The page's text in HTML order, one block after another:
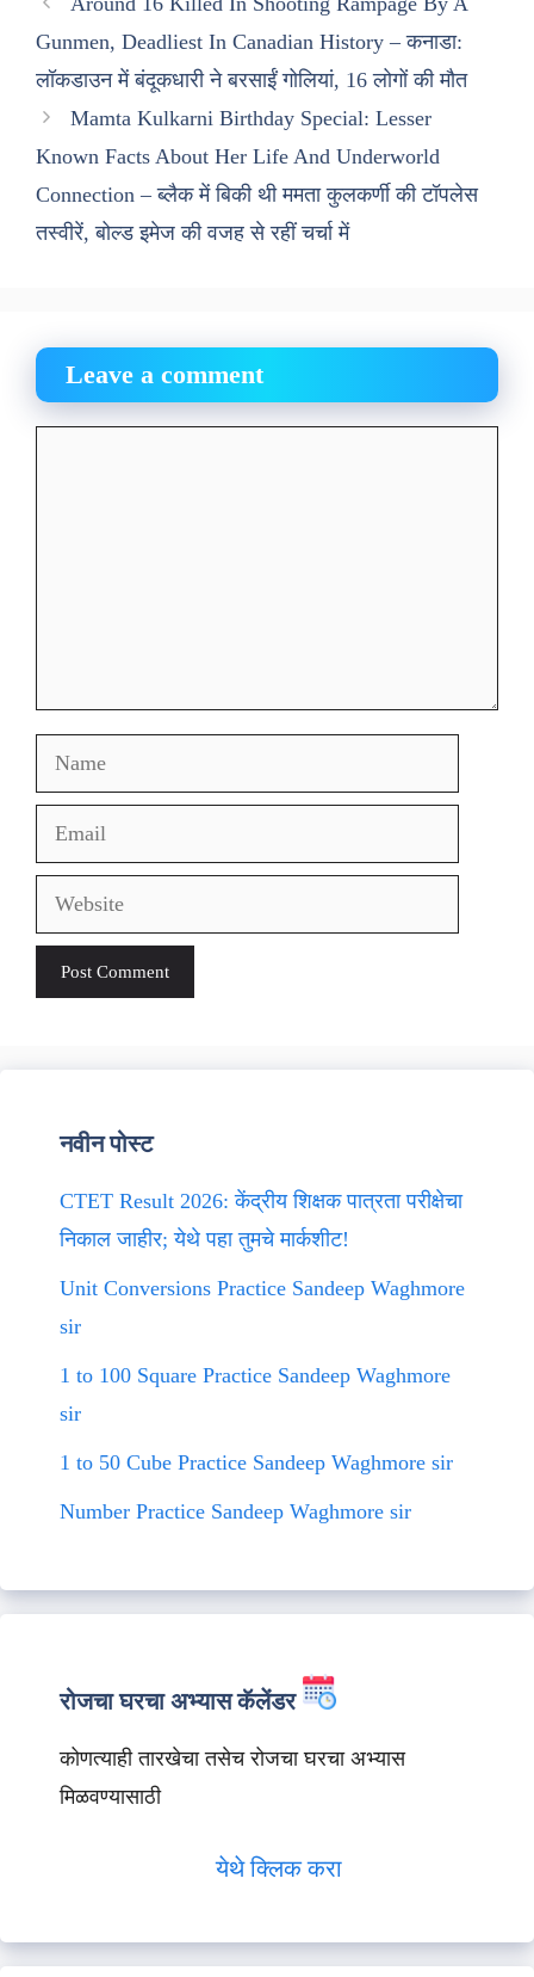
Gunmen, Deadliest In Canadian History – कनाडा:
लॉकडाउन में बंदूकधारी ने बरसाईं गोलियां, 16 लोगों की मौत
Mamta Kulkarni Birthday Special: Lesser
Known Facts About Her Life And Underworld
Connection – ब्लैक में बिकी थी ममता कुलकर्णी की टॉपलेस
तस्वीरें, बोल्ड इमेज की वजह से रहीं चर्चा में
Leave a comment
Name
Email
Website
नवीन पोस्ट
CTET Result 2026: केंद्रीय शिक्षक पात्रता परीक्षेचा
निकाल जाहीर; येथे पहा तुमचे मार्कशीट!
Unit Conversions Practice Sandeep Waghmore
sir
1 to 100 Square Practice Sandeep Waghmore
sir
1 to 50 Cube Practice Sandeep Waghmore sir
Number Practice Sandeep Waghmore sir
रोजचा घरचा अभ्यास कॅलेंडर
कोणत्याही तारखेचा तसेच रोजचा घरचा अभ्यास
मिळवण्यासाठी
येथे क्लिक करा